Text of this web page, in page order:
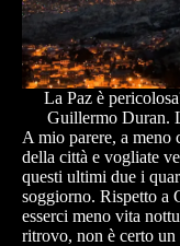
La Paz è
Guillermo Duran.
A mio parere, a meno
della città e vogliate
questi ultimi due i
soggiorno. Rispetto a
esserci meno vita
ritrovo, non è certo un